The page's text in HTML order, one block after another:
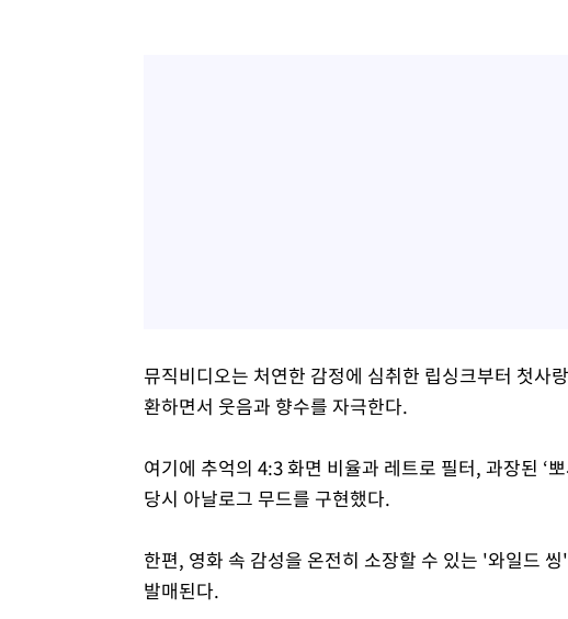
뮤직비디오는 처연한 감정에 심취한 립싱크부터 첫사
환하면서 웃음과 향수를 자극한다.
여기에 추억의 4:3 화면 비율과 레트로 필터, 과장된 ‘
당시 아날로그 무드를 구현했다.
한편, 영화 속 감성을 온전히 소장할 수 있는 '와일드
발매된다.